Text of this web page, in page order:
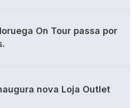
On Tour passa por
nova Loja Outlet